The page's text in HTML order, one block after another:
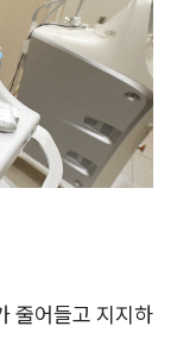
줄어들고 지지하